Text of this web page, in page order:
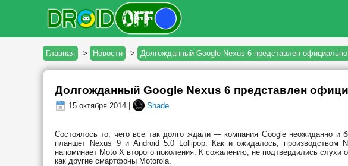
Главная -> Новости -> Долгожданный Google Nexus 6 представлен официально
Долгожданный Google Nexus 6 представлен
15 октября 2014 | Shade
Состоялось то, чего все так долго ждали — компания Google неожиданно и
планшет Nexus 9 и Android 5.0 Lollipop. Как и ожидалось, производством
напоминает Moto X второго поколения. К сожалению, не подтвердились слухи
как другие смартфоны Motorola.